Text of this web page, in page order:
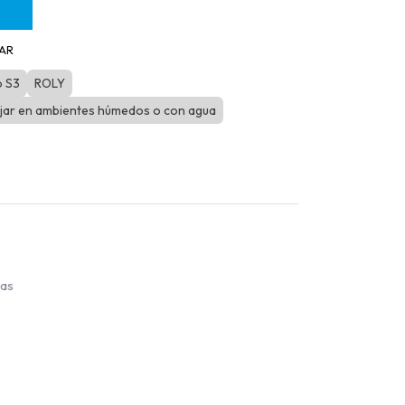
S3
ROLY
en ambientes húmedos o con agua